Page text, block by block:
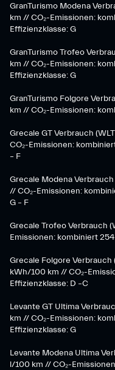
GranTurismo Modena
km // CO₂-Emissionen:
Effizienzklasse: G
GranTurismo Trofeo
km // CO₂-Emissionen:
Effizienzklasse: G
GranTurismo Folgore
km // CO₂-Emissionen:
Grecale GT Verbrauch
CO₂-Emissionen:
– F
Grecale Modena
// CO₂-Emissionen:
G – F
Grecale Trofeo Verbrauch
Emissionen: kombiniert
Grecale Folgore Verbrauch
kWh/100 km // CO₂-
Effizienzklasse: D –C
Levante GT Ultima
km // CO₂-Emissionen:
Effizienzklasse: G
Levante Modena Ultima
l/100 km // CO₂-